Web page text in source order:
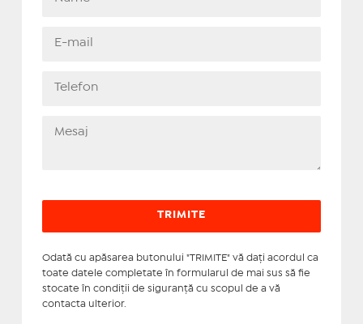
Odată cu apăsarea butonului "TRIMITE" vă daţi acordul ca
toate datele completate în formularul de mai sus să fie
stocate în condiţii de siguranţă cu scopul de a vă
contacta ulterior.